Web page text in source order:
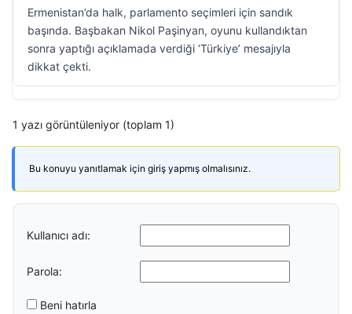
Ermenistan’da halk, parlamento seçimleri için sandık
başında. Başbakan Nikol Paşinyan, oyunu kullandıktan
sonra yaptığı açıklamada verdiği ‘Türkiye’ mesajıyla
dikkat çekti.
1 yazı görüntüleniyor (toplam 1)
Bu konuyu yanıtlamak için giriş yapmış olmalısınız.
Kullanıcı adı:
Parola:
Beni hatırla